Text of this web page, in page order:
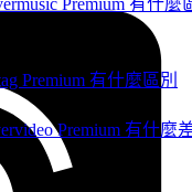
Premium 有什麼
Premium 有什麼區別
Premium 有什麼